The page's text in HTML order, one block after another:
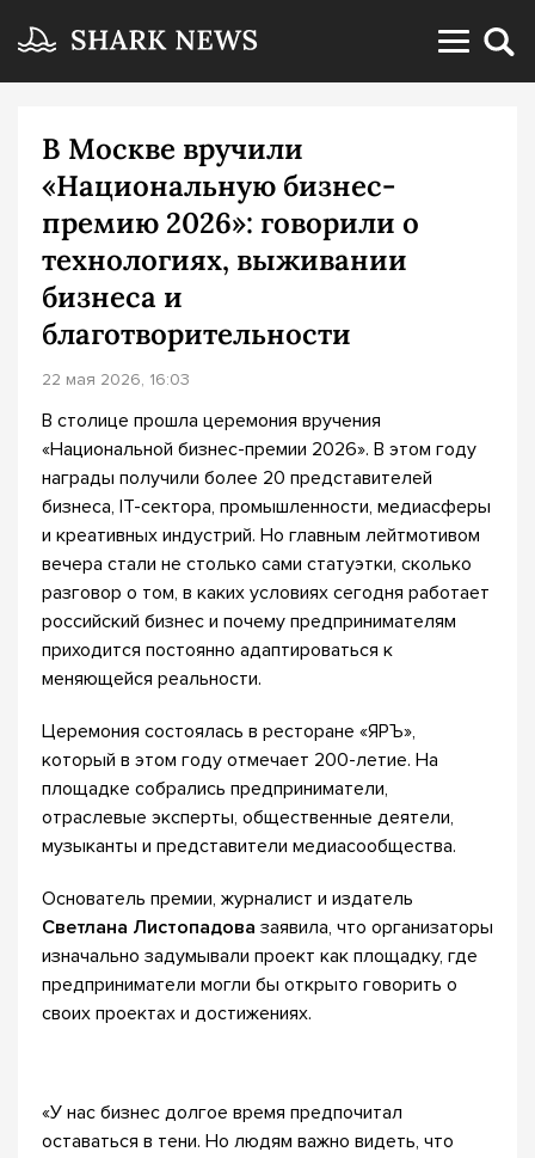
В Москве вручили
«Национальную бизнес-
премию 2026»: говорили о
технологиях, выживании
бизнеса и
благотворительности
22 мая 2026, 16:03
В столице прошла церемония вручения
«Национальной бизнес-премии 2026». В этом году
награды получили более 20 представителей
бизнеса, IT-сектора, промышленности, медиасферы
и креативных индустрий. Но главным лейтмотивом
вечера стали не столько сами статуэтки, сколько
разговор о том, в каких условиях сегодня работает
российский бизнес и почему предпринимателям
приходится постоянно адаптироваться к
меняющейся реальности.
Церемония состоялась в ресторане «ЯРЪ»,
который в этом году отмечает 200-летие. На
площадке собрались предприниматели,
отраслевые эксперты, общественные деятели,
музыканты и представители медиасообщества.
Основатель премии, журналист и издатель
Светлана Листопадова заявила, что организаторы
изначально задумывали проект как площадку, где
предприниматели могли бы открыто говорить о
своих проектах и достижениях.
«У нас бизнес долгое время предпочитал
оставаться в тени. Но людям важно видеть, что